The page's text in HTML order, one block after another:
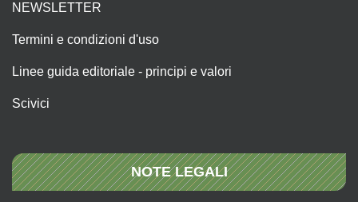
NEWSLETTER
Termini e condizioni d'uso
Linee guida editoriale - principi e valori
Scivici
NOTE LEGALI